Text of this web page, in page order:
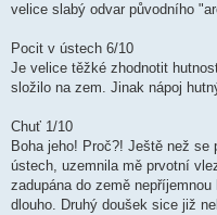
velice slabý odvar původního
Pocit v ústech 6/10
Je velice těžké zhodnotit
složilo na zem. Jinak nápoj
Chuť 1/10
Boha jeho! Proč?! Ještě než
ústech, uzemnila mě prvotní
zadupána do země
dlouho. Druhý doušek sice již